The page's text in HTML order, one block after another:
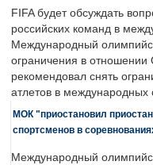
FIFA будет обсуждать
российских команд в
Международный
ограничения в отношении
рекомендовал снять
атлетов в международных
МОК "приостановил
спортсменов в
Международный